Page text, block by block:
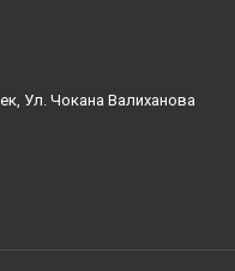
Ул. Чокана Валиханова